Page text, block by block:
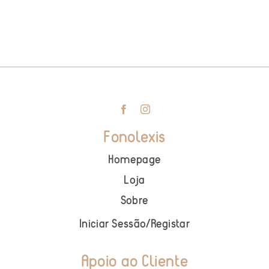
Fonolexis
Homepage
Loja
Sobre
Iniciar Sessão/Registar
Apoio ao Cliente